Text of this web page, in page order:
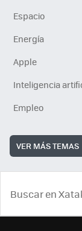
Espacio
Energía
Apple
Inteligencia
Empleo
VER MÁS TEMAS